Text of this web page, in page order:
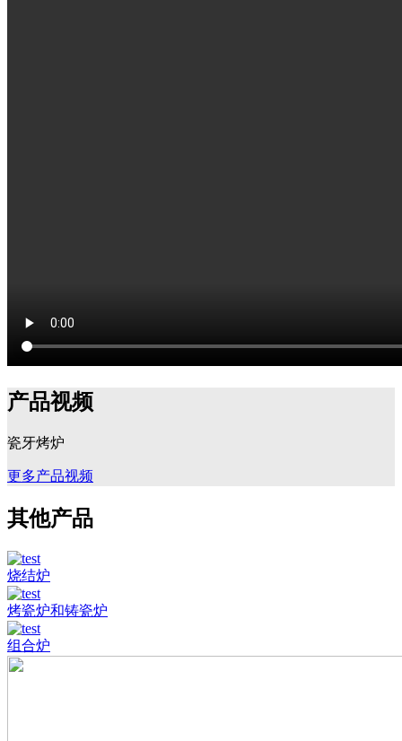
产品视频
瓷牙烤炉
更多产品视频
其他产品
烧结炉
烤瓷炉和铸瓷炉
组合炉